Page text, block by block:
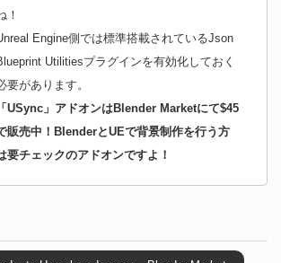
！
Engine側では標準搭載されているJson
Utilitiesプラグインを有効化しておく
要があります。
「USync」アドオンはBlender Marketにて$45
販売中！BlenderとUEで背景制作を行う方
要チェックのアドオンですよ！